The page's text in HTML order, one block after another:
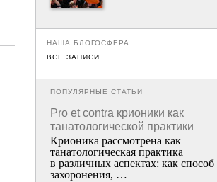
НАША БЛОГОСФЕРА
ВСЕ ЗАПИСИ
ПОПУЛЯРНЫЕ СТАТЬИ
Pro et contra крионики как
танатологической практики
Крионика рассмотрена как
танатологическая практика
в различных аспектах: как способ
захоронения, …